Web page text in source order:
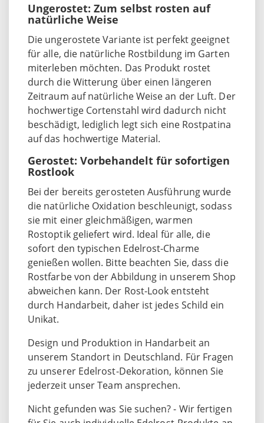
Ungerostet: Zum selbst rosten auf
natürliche Weise
Die ungerostete Variante ist perfekt geeignet
für alle, die natürliche Rostbildung im Garten
miterleben möchten. Das Produkt rostet
durch die Witterung über einen längeren
Zeitraum auf natürliche Weise an der Luft. Der
hochwertige Cortenstahl wird dadurch nicht
beschädigt, lediglich legt sich eine Rostpatina
auf das hochwertige Material.
Gerostet: Vorbehandelt für sofortigen
Rostlook
Bei der bereits gerosteten Ausführung wurde
die natürliche Oxidation beschleunigt, sodass
sie mit einer gleichmäßigen, warmen
Rostoptik geliefert wird. Ideal für alle, die
sofort den typischen Edelrost-Charme
genießen wollen. Bitte beachten Sie, dass die
Rostfarbe von der Abbildung in unserem Shop
abweichen kann. Der Rost-Look entsteht
durch Handarbeit, daher ist jedes Schild ein
Unikat.
Design und Produktion in Handarbeit an
unserem Standort in Deutschland. Für Fragen
zu unserer Edelrost-Dekoration, können Sie
jederzeit unser Team ansprechen.
Nicht gefunden was Sie suchen? - Wir fertigen